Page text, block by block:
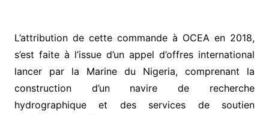
L’attribution de cette commande à OCEA en 2018,
s’est faite à l’issue d’un appel d’offres international
lancer par la Marine du Nigeria, comprenant la
construction d’un navire de recherche
hydrographique et des services de soutien